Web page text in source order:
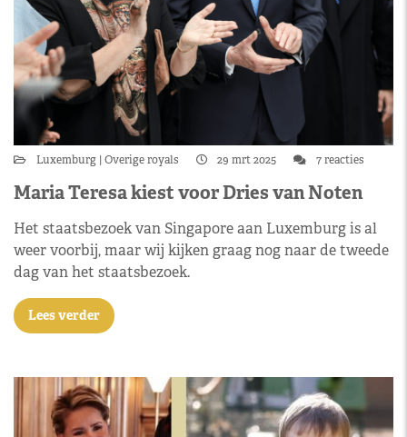
Luxemburg Overige royals 29 mrt 2025 7 reacties
Maria Teresa kiest voor Dries van Noten
Het staatsbezoek van Singapore aan Luxemburg is al
weer voorbij, maar wij kijken graag nog naar de tweede
dag van het staatsbezoek.
Lees verder